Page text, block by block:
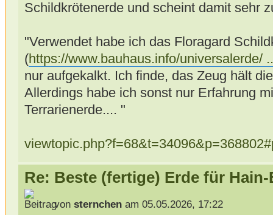
Schildkrötenerde und scheint damit sehr
"Verwendet habe ich das Floragard
(https://www.bauhaus.info/universalerde/
nur aufgekalkt. Ich finde, das Zeug hält
Allerdings habe ich sonst nur Erfahrung
Terrarienerde.... "
Re: Beste (fertige) Erde für
von sternchenam 05.05.2026, 17:22